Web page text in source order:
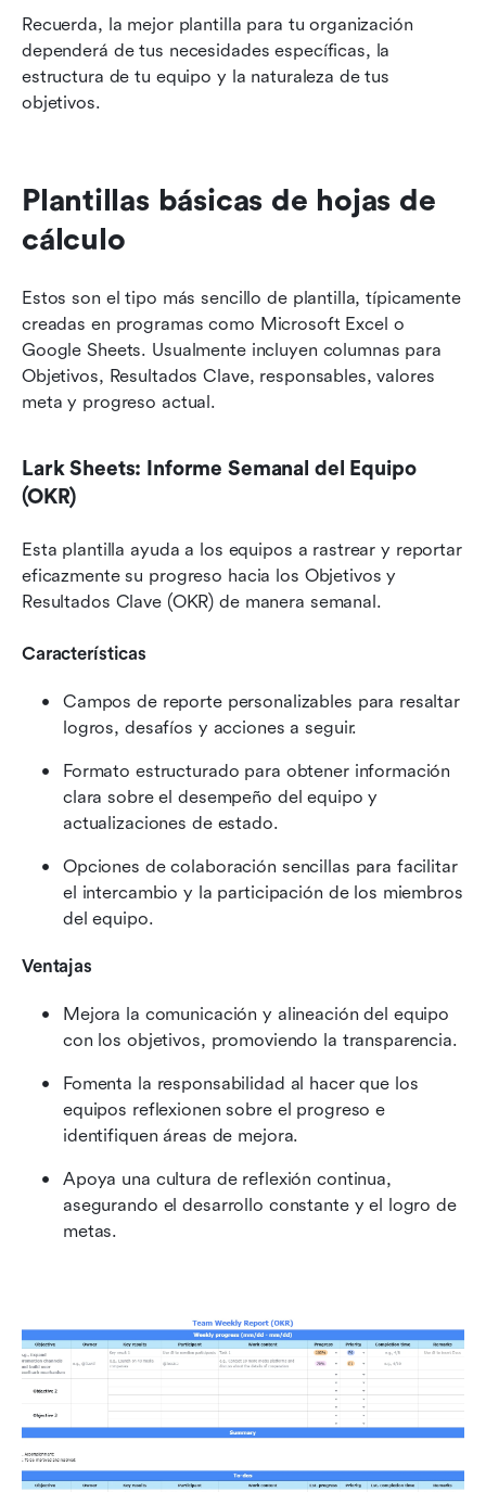
Recuerda, la mejor plantilla para tu organización
dependerá de tus necesidades específicas, la
estructura de tu equipo y la naturaleza de tus
objetivos.
Plantillas básicas de hojas de
cálculo
Estos son el tipo más sencillo de plantilla, típicamente
creadas en programas como Microsoft Excel o
Google Sheets. Usualmente incluyen columnas para
Objetivos, Resultados Clave, responsables, valores
meta y progreso actual.
Lark Sheets: Informe Semanal del Equipo
(OKR)
Esta plantilla ayuda a los equipos a rastrear y reportar
eficazmente su progreso hacia los Objetivos y
Resultados Clave (OKR) de manera semanal.
Características
Campos de reporte personalizables para resaltar
logros, desafíos y acciones a seguir.
Formato estructurado para obtener información
clara sobre el desempeño del equipo y
actualizaciones de estado.
Opciones de colaboración sencillas para facilitar
el intercambio y la participación de los miembros
del equipo.
Ventajas
Mejora la comunicación y alineación del equipo
con los objetivos, promoviendo la transparencia.
Fomenta la responsabilidad al hacer que los
equipos reflexionen sobre el progreso e
identifiquen áreas de mejora.
Apoya una cultura de reflexión continua,
asegurando el desarrollo constante y el logro de
metas.